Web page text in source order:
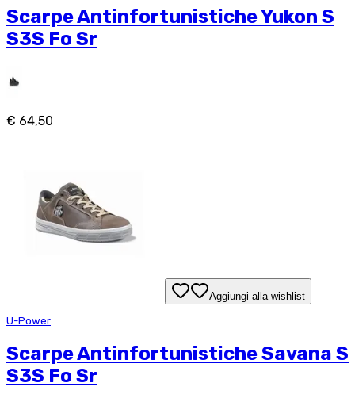
Scarpe Antinfortunistiche Yukon S
S3S Fo Sr
€ 64,50
Aggiungi alla wishlist
U-Power
Scarpe Antinfortunistiche Savana S
S3S Fo Sr